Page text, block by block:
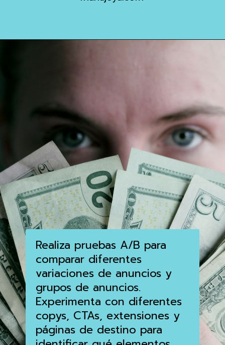
Realiza pruebas A/B para
comparar diferentes
variaciones de anuncios y
grupos de anuncios.
Experimenta con diferentes
copys, CTAs, extensiones y
páginas de destino para